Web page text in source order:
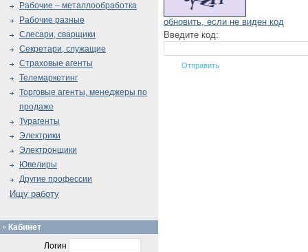
обновить, если не виден код
Введите код:
Рабочие – металлообработка
Рабочие разные
Слесари, сварщики
Секретари, служащие
Страховые агенты
Телемаркетинг
Торговые агенты, менеджеры по
продаже
Турагенты
Электрики
Электронщики
Ювелиры
Другие профессии
Ищу работу
Кабинет
Логин